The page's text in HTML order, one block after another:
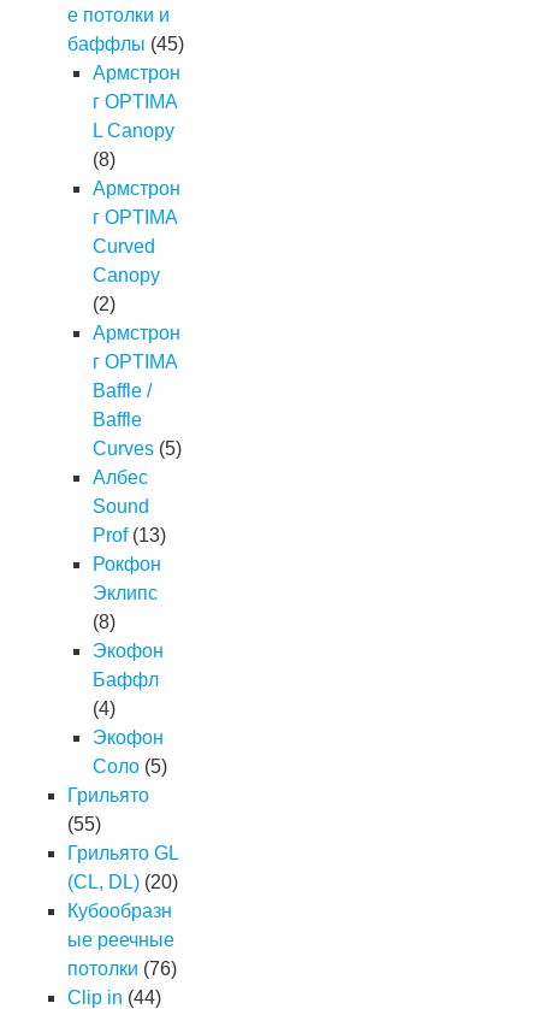
е потолки и
баффлы (45)
Армстрон
г OPTIMA
L Canopy
(8)
Армстрон
г OPTIMA
Curved
Canopy
(2)
Армстрон
г OPTIMA
Baffle /
Baffle
Curves (5)
Албес
Sound
Prof (13)
Рокфон
Эклипс
(8)
Экофон
Баффл
(4)
Экофон
Соло (5)
Грильято
(55)
Грильято GL
(CL, DL) (20)
Кубообразн
ые реечные
потолки (76)
Clip in (44)